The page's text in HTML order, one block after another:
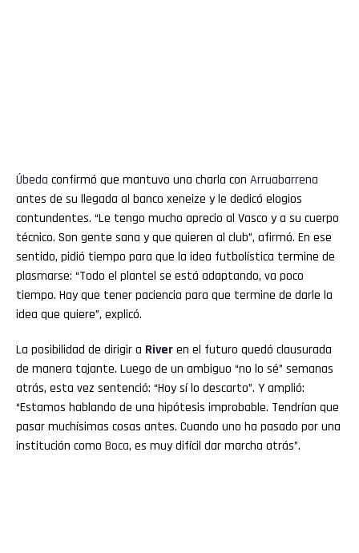
Úbeda confirmó que mantuvo una charla con Arruabarrena
antes de su llegada al banco xeneize y le dedicó elogios
contundentes. “Le tengo mucho aprecio al Vasco y a su cuerpo
técnico. Son gente sana y que quieren al club”, afirmó. En ese
sentido, pidió tiempo para que la idea futbolística termine de
plasmarse: “Todo el plantel se está adaptando, va poco
tiempo. Hay que tener paciencia para que termine de darle la
idea que quiere”, explicó.
La posibilidad de dirigir a Riveren el futuro quedó clausurada
de manera tajante. Luego de un ambiguo “no lo sé” semanas
atrás, esta vez sentenció: “Hoy sí lo descarto”. Y amplió:
“Estamos hablando de una hipótesis improbable. Tendrían que
pasar muchísimas cosas antes. Cuando uno ha pasado por una
institución como Boca, es muy difícil dar marcha atrás”.